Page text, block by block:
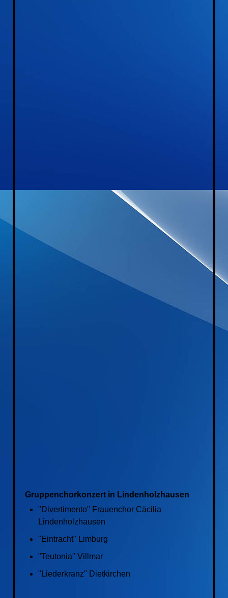
Gruppenchorkonzert in Lindenholzhausen
"Divertimento" Frauenchor Cäcilia
Lindenholzhausen
"Eintracht" Limburg
"Teutonia" Villmar
"Liederkranz" Dietkirchen